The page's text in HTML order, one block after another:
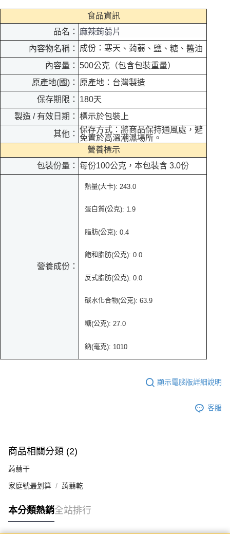
食品資訊
品名：
麻辣蒟蒻片
內容物名稱：
成份：寒天 、 蒟蒻 、鹽、糖、醬油
內容量： 500公克（包含包裝重量）
原產地(國)：
原產地：台灣製造
保存期限：
180天
製造 / 有效日期： 標示於包裝上
其他： 保存方式：將商品保持通風處，避
免置於高溫潮濕場所。
營養標示
包裝份量： 每份100公克，本包裝含 3.0份
營養成份：
熱量(大卡): 243.0
蛋白質(公克): 1.9
脂肪(公克): 0.4
飽和脂肪(公克): 0.0
反式脂肪(公克): 0.0
碳水化合物(公克): 63.9
糖(公克): 27.0
鈉(毫克): 1010
顯示電腦版詳細說明
客服
商品相關分類 (2)
蒟蒻干
家庭號最划算 蒟蒻乾
本分類熱銷全站排行